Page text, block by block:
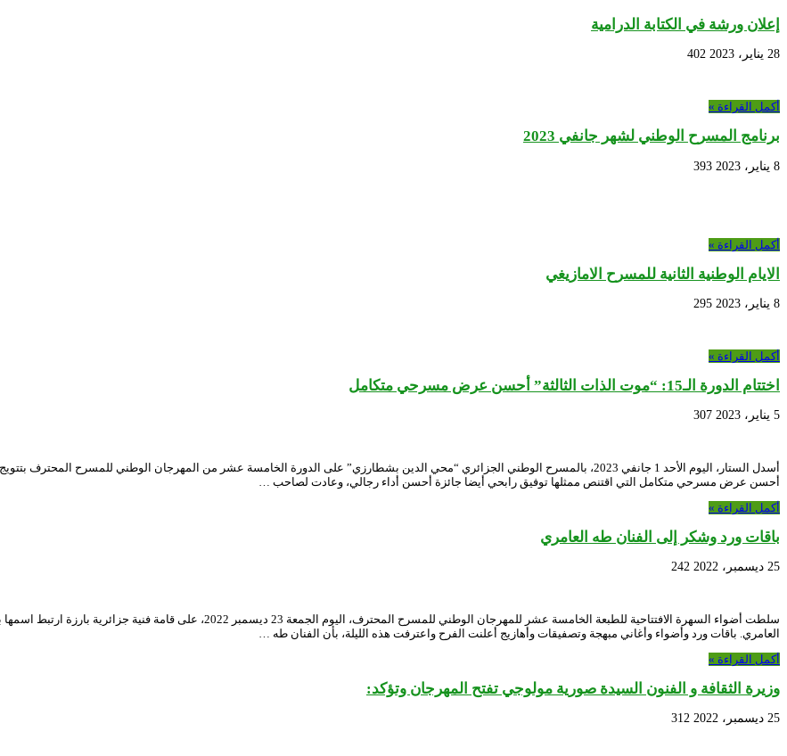
إعلان ورشة في الكتابة الدرامية
28 يناير، 2023 402
أكمل القراءة »
برنامج المسرح الوطني لشهر جانفي 2023
8 يناير، 2023 393
أكمل القراءة »
الايام الوطنية الثانية للمسرح الامازيغي
8 يناير، 2023 295
أكمل القراءة »
اختتام الدورة الـ15: “موت الذات الثالثة” أحسن عرض مسرحي متكامل
5 يناير، 2023 307
أسدل الستار، اليوم الأحد 1 جانفي 2023، بالمسرح الوطني الجزائري “محي الدين بشطارزي” على الدورة الخامسة عشر من المهرجان الوطني
أحسن عرض مسرحي متكامل التي اقتنص ممثلها توفيق رابحي أيضا جائزة أحسن أداء رجالي، وعادت لصاحب …
أكمل القراءة »
باقات ورد وشكر إلى الفنان طه العامري
25 ديسمبر، 2022 242
سلطت أضواء السهرة الافتتاحية للطبعة الخامسة عشر للمهرجان الوطني للمسرح
العامري. باقات ورد وأضواء وأغاني مبهجة وتصفيقات وأهازيج أعلنت الفرح واعترفت هذه الليلة، بأن الفنان طه …
أكمل القراءة »
وزيرة الثقافة و الفنون السيدة صورية مولوجي تفتح المهرجان وتؤكد:
25 ديسمبر، 2022 312